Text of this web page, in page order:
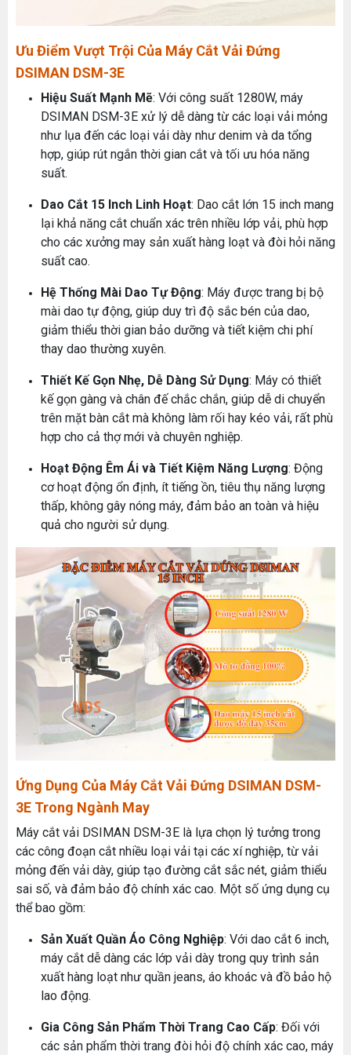
Ưu Điểm Vượt Trội Của Máy Cắt Vải Đứng
DSIMAN DSM-3E
Hiệu Suất Mạnh Mẽ: Với công suất 1280W, máy
DSIMAN DSM-3E xử lý dễ dàng từ các loại vải mỏng
như lụa đến các loại vải dày như denim và da tổng
hợp, giúp rút ngắn thời gian cắt và tối ưu hóa năng
suất.
Dao Cắt 15 Inch Linh Hoạt: Dao cắt lớn 15 inch mang
lại khả năng cắt chuẩn xác trên nhiều lớp vải, phù hợp
cho các xưởng may sản xuất hàng loạt và đòi hỏi năng
suất cao.
Hệ Thống Mài Dao Tự Động: Máy được trang bị bộ
mài dao tự động, giúp duy trì độ sắc bén của dao,
giảm thiểu thời gian bảo dưỡng và tiết kiệm chi phí
thay dao thường xuyên.
Thiết Kế Gọn Nhẹ, Dễ Dàng Sử Dụng: Máy có thiết
kế gọn gàng và chân đế chắc chắn, giúp dễ di chuyển
trên mặt bàn cắt mà không làm rối hay kéo vải, rất phù
hợp cho cả thợ mới và chuyên nghiệp.
Hoạt Động Êm Ái và Tiết Kiệm Năng Lượng: Động
cơ hoạt động ổn định, ít tiếng ồn, tiêu thụ năng lượng
thấp, không gây nóng máy, đảm bảo an toàn và hiệu
quả cho người sử dụng.
Ứng Dụng Của Máy Cắt Vải Đứng DSIMAN DSM-
3E Trong Ngành May
Máy cắt vải DSIMAN DSM-3E là lựa chọn lý tưởng trong
các công đoạn cắt nhiều loại vải tại các xí nghiệp, từ vải
mỏng đến vải dày, giúp tạo đường cắt sắc nét, giảm thiểu
sai số, và đảm bảo độ chính xác cao. Một số ứng dụng cụ
thể bao gồm:
Sản Xuất Quần Áo Công Nghiệp: Với dao cắt 6 inch,
máy cắt dễ dàng các lớp vải dày trong quy trình sản
xuất hàng loạt như quần jeans, áo khoác và đồ bảo hộ
lao động.
Gia Công Sản Phẩm Thời Trang Cao Cấp: Đối với
các sản phẩm thời trang đòi hỏi độ chính xác cao, máy